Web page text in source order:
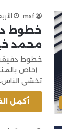
msf الأربعاء 24 رجب
محمد
(خاص
تخشى
أكمل